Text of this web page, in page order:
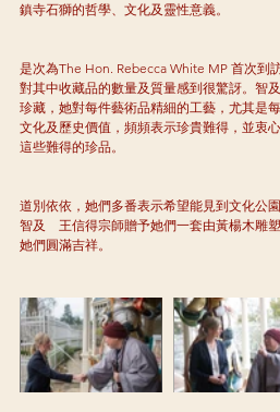
鎮寺石獅的哲學、文化及靈性意義。
是次為The Hon. Rebecca White MP 首次到
對其中收藏品的數量及質量感到很驚訝。智
珍藏，她對每件藝術品精細的工藝，尤其是
文化及歷史價值，頻頻表示珍貴難得，並衷
這些難得的珍品。
道別依依，她們多番表示希望能見到文化公
智及　王信得宗師贈予她們一套由黃楊木雕
她們圓滿吉祥。